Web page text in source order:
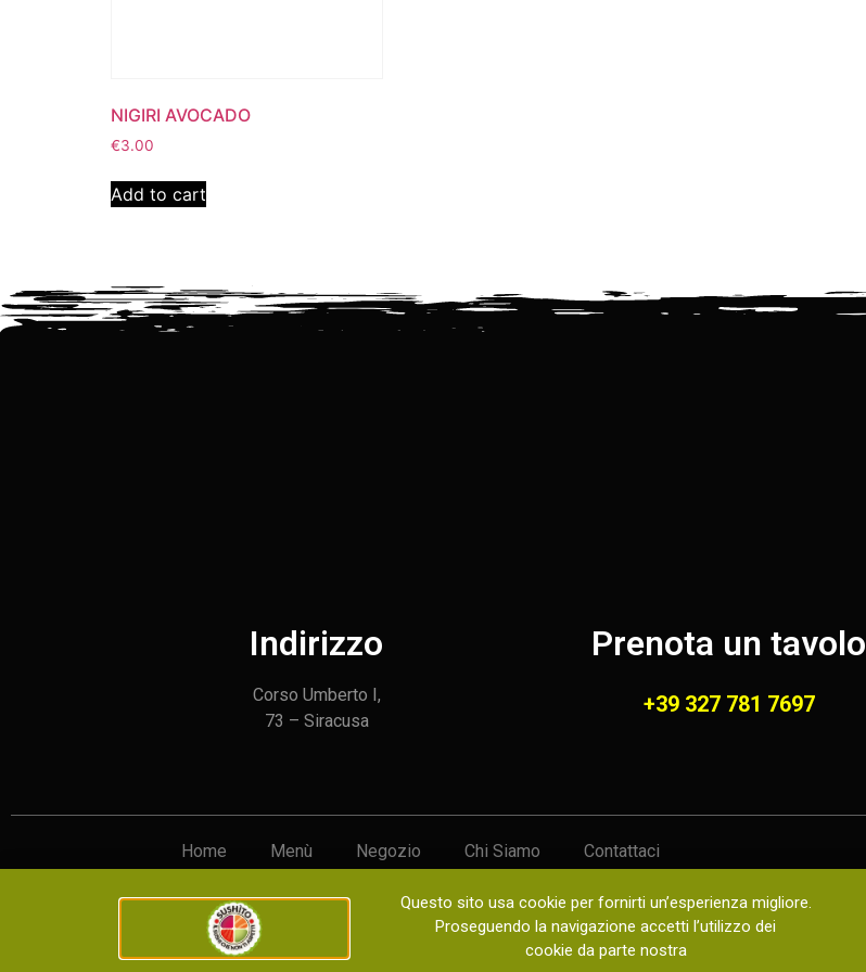
NIGIRI AVOCADO
€3.00
Add to cart
Indirizzo
Corso Umberto I,
73 – Siracusa
Prenota un tavolo
+39 327 781 7697
Home Menù Negozio Chi Siamo Contattaci
Copyright © 2023 sushito. Tutti i diritti riservati – Progettato e sviluppato da
Questo sito usa cookie per fornirti un’esperienza migliore.
Proseguendo la navigazione accetti l’utilizzo dei
cookie da parte nostra